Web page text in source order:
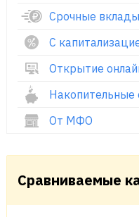
Срочные вклады
С
Открытие
Накопительные
От МФО
Сравниваемые